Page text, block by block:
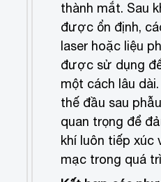
thành mắt. Sau
được ổn định,
laser hoặc liệu
được sử dụng
một cách lâu
thế đầu sau
quan trọng để
khí luôn tiếp xúc
mạc trong quá